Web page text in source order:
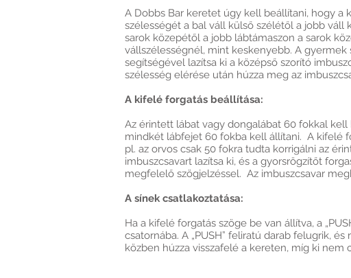
A Dobbs Bar keretet úgy kell beállítani, hogy
szélességét a bal váll külső szélétől a jobb váll
sarok közepétől a jobb lábtámaszon a sarok
vállszélességnél, mint keskenyebb. A
segítségével lazítsa ki a középső szorító
szélesség elérése után húzza meg az
A kifelé forgatás beállítása:
Az érintett lábat vagy dongalábat 60 fokkal
mindkét lábfejet 60 fokba kell állítani. A kifelé
pl. az orvos csak 50 fokra tudta korrigálni az
imbuszcsavart lazítsa ki, és a gyorsrögzítőt
megfelelő szögjelzéssel. Az imbuszcsavar
A sínek csatlakoztatása:
Ha a kifelé forgatás szöge be van állítva, a
csatornába. A „PUSH” feliratú darab felugrik,
közben húzza visszafelé a kereten, míg ki nem